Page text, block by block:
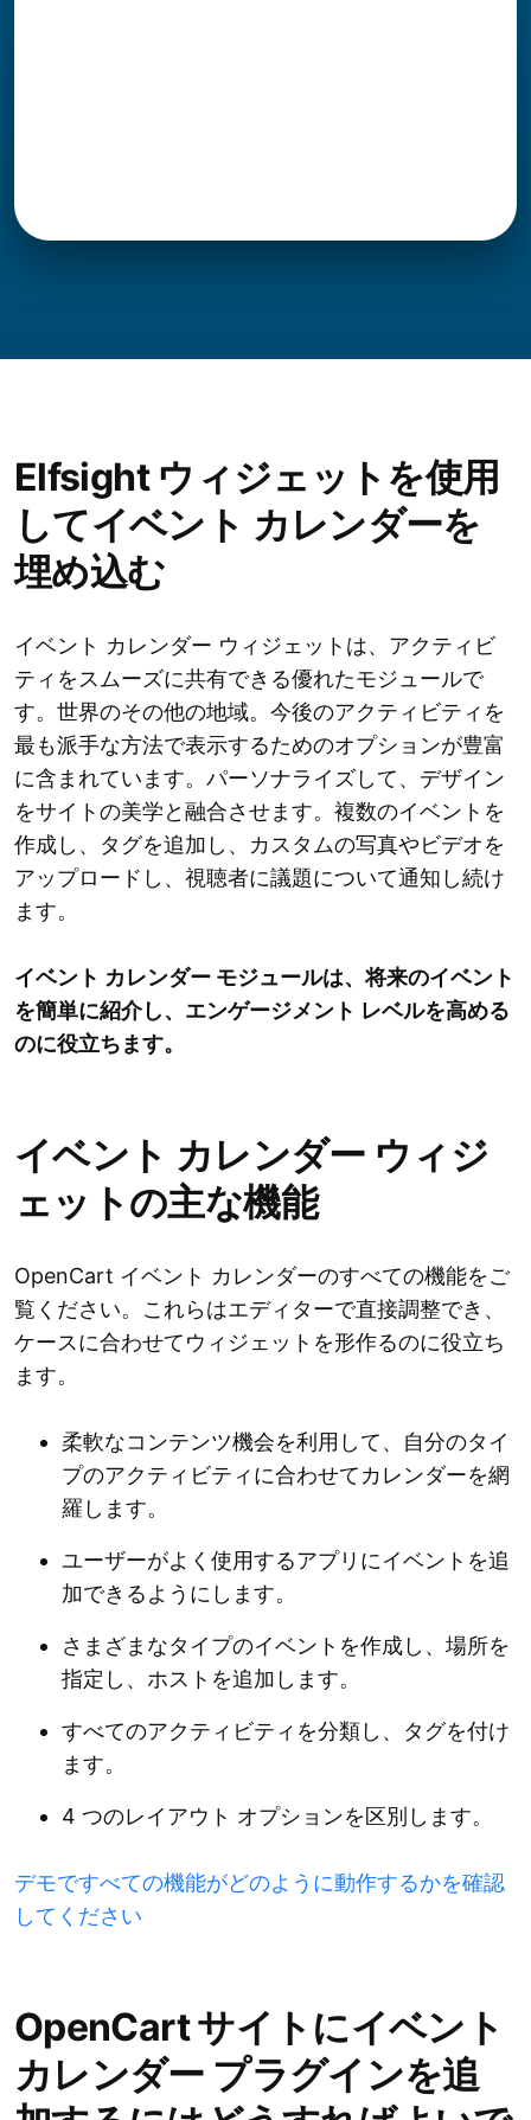
Elfsight ウィジェットを使用
してイベント カレンダーを
埋め込む
イベント カレンダー ウィジェットは、アクティビ
ティをスムーズに共有できる優れたモジュールで
す。世界のその他の地域。今後のアクティビティを
最も派手な方法で表示するためのオプションが豊富
に含まれています。パーソナライズして、デザイン
をサイトの美学と融合させます。複数のイベントを
作成し、タグを追加し、カスタムの写真やビデオを
アップロードし、視聴者に議題について通知し続け
ます。
イベント カレンダー モジュールは、将来のイベント
を簡単に紹介し、エンゲージメント レベルを高める
のに役立ちます。
イベント カレンダー ウィジ
ェットの主な機能
OpenCart イベント カレンダーのすべての機能をご
覧ください。これらはエディターで直接調整でき、
ケースに合わせてウィジェットを形作るのに役立ち
ます。
柔軟なコンテンツ機会を利用して、自分のタイ
プのアクティビティに合わせてカレンダーを網
羅します。
ユーザーがよく使用するアプリにイベントを追
加できるようにします。
さまざまなタイプのイベントを作成し、場所を
指定し、ホストを追加します。
すべてのアクティビティを分類し、タグを付け
ます。
4 つのレイアウト オプションを区別します。
デモですべての機能がどのように動作するかを確認
してください
OpenCart サイトにイベント
カレンダー プラグインを追